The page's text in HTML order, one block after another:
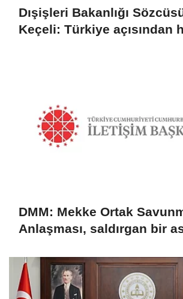
Dışişleri Bakanlığı
Keçeli: Türkiye açısından
DMM: Mekke Ortak
Anlaşması, saldırgan bir